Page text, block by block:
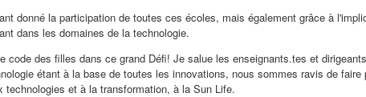
donné la participation de toutes ces écoles, mais également grâce à
dans les domaines de la technologie.
code des filles dans ce grand Défi! Je salue les enseignants.tes et
étant à la base de toutes les innovations, nous sommes ravis de
technologies et à la transformation, à la Sun Life.